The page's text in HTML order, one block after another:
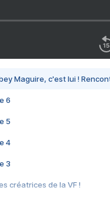
Maguire, c'est lui !
6
5
4
3
créatrices de la VF !